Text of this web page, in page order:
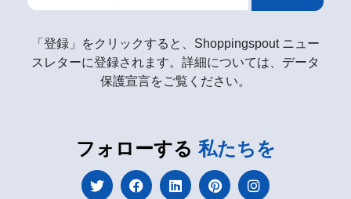
「登録」をクリックすると、Shoppingspout ニュー
スレターに登録されます。詳細については、データ
保護宣言をご覧ください。
フォローする 私たちを